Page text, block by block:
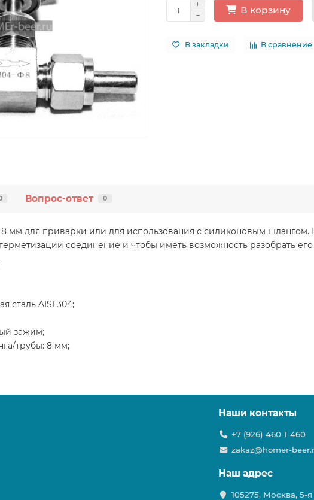
В корзину
В закладки В сравнение
Вопрос-ответ 0
мм для приварки или для использования с силиконовым
соединение и чтобы иметь возможность разобрать
сталь AISI 304;
зажим;
трубы: 8 мм;
Наши контакты
+7 (926) 460-1-460
zakaz@homer-
Наш адрес
105275, Москва, 5-